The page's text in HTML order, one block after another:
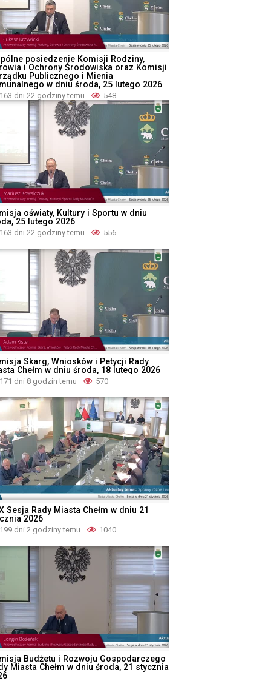
posiedzenie Komisji Rodziny,
i Ochrony Środowiska oraz Komisji
Publicznego i Mienia
w dniu środa, 25 lutego 2026
163 dni 22 godziny temu 548
oświaty, Kultury i Sportu w dniu
25 lutego 2026
163 dni 22 godziny temu 556
Skarg, Wniosków i Petycji Rady
Chełm w dniu środa, 18 lutego 2026
171 dni 8 godzin temu 570
Sesja Rady Miasta Chełm w dniu 21
2026
199 dni 2 godziny temu 1040
Budżetu i Rozwoju Gospodarczego
Miasta Chełm w dniu środa, 21 stycznia